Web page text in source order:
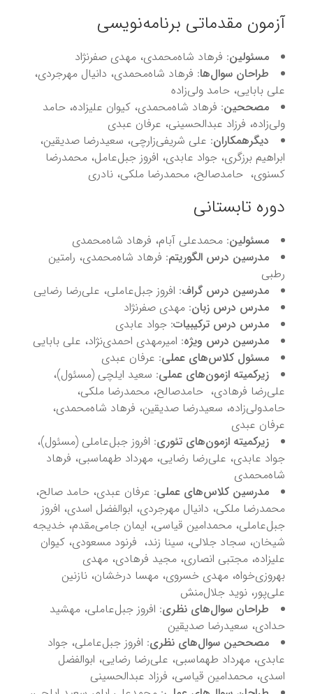
آزمون مقدماتی برنامه‌نویسی
مسئولین: فرهاد شاه‌محمدی، مهدی صفرنژاد
طراحان سوال‌ها: فرهاد شاه‌محمدی، دانیال مهرجردی،
علی بابایی، حامد ولی‌زاده
مصححین: فرهاد شاه‌محمدی، کیوان علیزاده، حامد
ولی‌زاده، فرزاد عبدالحسینی، عرفان عبدی
دیگرهمکاران: علی شریفی‌زارچی، سعیدرضا صدیقین،
ابراهیم برزگری، جواد عابدی، افروز جبل‌عامل، محمدرضا
کسنوی، حامدصالح، محمدرضا ملکی، نادری
دوره تابستانی
مسئولین: محمدعلی آبام، فرهاد شاه‌محمدی
مدرسین درس الگوریتم: فرهاد شاه‌محمدی، رامتین
رطبی
مدرسین درس گراف: افروز جبل‌عاملی، علی‌رضا رضایی
مدرس درس زبان: مهدی صفرنژاد
مدرس درس ترکیبیات: جواد عابدی
مدرسین درس ویژه: امیرمهدی احمدی‌نژاد، علی بابایی
مسئول کلاس‌های عملی: عرفان عبدی
زیرکمیته ازمون‌های عملی: سعید ایلچی (مسئول)،
علی‌رضا فرهادی، حامدصالح، محمدرضا ملکی،
حامدولی‌زاده، سعیدرضا صدیقین، فرهاد شاه‌محمدی،
عرفان عبدی
زیرکمیته ازمون‌های تئوری: افروز جبل‌عاملی (مسئول)،
جواد عابدی، علی‌رضا رضایی، مهرداد طهماسبی، فرهاد
شاه‌محمدی
مدرسین کلاس‌های عملی: عرفان عبدی، حامد صالح،
محمدرضا ملکی، دانیال مهرجردی، ابوالفضل اسدی، افروز
جبل‌عاملی، محمدامین قیاسی، ایمان جامی‌مقدم، خدیجه
شیخان، سجاد جلالی، سینا زند، فرنود مسعودی، کیوان
علیزاده، مجتبی انصاری، مجید فرهادی، مهدی
بهروزی‌خواه، مهدی خسروی، مهسا درخشان، نازنین
علی‌پور، نوید جلال‌منش
طراحان سوال‌های نظری: افروز جبل‌عاملی، مهشید
حدادی، سعیدرضا صدیقین
مصححین سوال‌های نظری: افروز جبل‌عاملی، جواد
عابدی، مهرداد طهماسبی، علی‌رضا رضایی، ابوالفضل
اسدی، محمدامین قیاسی، فرزاد عبدالحسینی